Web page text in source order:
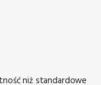
niż standardowe